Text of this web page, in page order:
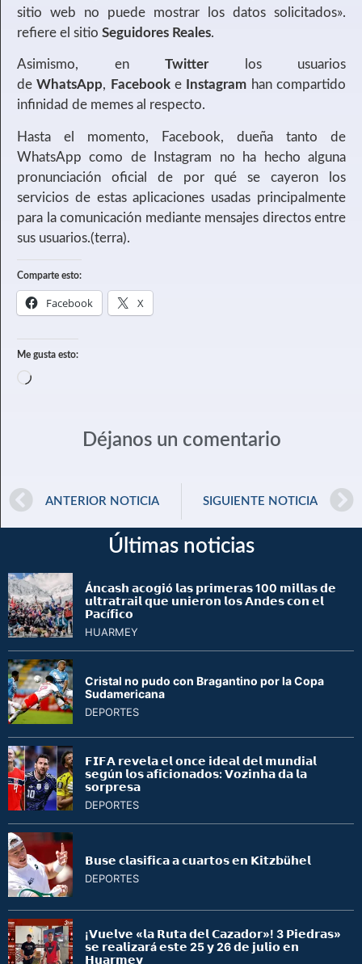
sitio web no puede mostrar los datos solicitados».
refiere el sitio Seguidores Reales.
Asimismo, en Twitterlos usuarios
deWhatsApp, Facebooke Instagram han compartido
infinidad de memes al respecto.
Hasta el momento, Facebook, dueña tanto de
WhatsApp como de Instagram no ha hecho alguna
pronunciación oficial de por qué se cayeron los
servicios de estas aplicaciones usadas principalmente
para la comunicación mediante mensajes directos entre
sus usuarios.(terra).
Comparte esto:
Facebook X
Me gusta esto:
Déjanos un comentario
ANTERIOR NOTICIA SIGUIENTE NOTICIA
Últimas noticias
Á𝗻𝗰𝗮𝘀𝗵 𝗮𝗰𝗼𝗴𝗶ó 𝗹𝗮𝘀 𝗽𝗿𝗶𝗺𝗲𝗿𝗮𝘀 100 𝗺𝗶𝗹𝗹𝗮𝘀 𝗱𝗲
𝘂𝗹𝘁𝗿𝗮𝘁𝗿𝗮𝗶𝗹 𝗾𝘂𝗲 𝘂𝗻𝗶𝗲𝗿𝗼𝗻 𝗹𝗼𝘀 𝗔𝗻𝗱𝗲𝘀 𝗰𝗼𝗻 𝗲𝗹
𝗣𝗮𝗰í𝗳𝗶𝗰𝗼
HUARMEY
Cristal no pudo con Bragantino por la Copa
Sudamericana
DEPORTES
𝗙𝗜𝗙𝗔 𝗿𝗲𝘃𝗲𝗹𝗮 𝗲𝗹 𝗼𝗻𝗰𝗲 𝗶𝗱𝗲𝗮𝗹 𝗱𝗲𝗹 𝗺𝘂𝗻𝗱𝗶𝗮𝗹
𝘀𝗲𝗴ú𝗻 𝗹𝗼𝘀 𝗮𝗳𝗶𝗰𝗶𝗼𝗻𝗮𝗱𝗼𝘀: 𝗩𝗼𝘇𝗶𝗻𝗵𝗮 𝗱𝗮 𝗹𝗮
𝘀𝗼𝗿𝗽𝗿𝗲𝘀𝗮
DEPORTES
𝗕𝘂𝘀𝗲 𝗰𝗹𝗮𝘀𝗶𝗳𝗶𝗰𝗮 𝗮 𝗰𝘂𝗮𝗿𝘁𝗼𝘀 𝗲𝗻 𝗞𝗶𝘁𝘇𝗯ü𝗵𝗲𝗹
DEPORTES
¡𝗩𝘂𝗲𝗹𝘃𝗲 «𝗹𝗮 𝗥𝘂𝘁𝗮 𝗱𝗲𝗹 𝗖𝗮𝘇𝗮𝗱𝗼𝗿»! 3 𝗣𝗶𝗲𝗱𝗿𝗮𝘀»
𝘀𝗲 𝗿𝗲𝗮𝗹𝗶𝘇𝗮𝗿á 𝗲𝘀𝘁𝗲 25 𝘆 26 𝗱𝗲 𝗷𝘂𝗹𝗶𝗼 𝗲𝗻
𝗛𝘂𝗮𝗿𝗺𝗲𝘆